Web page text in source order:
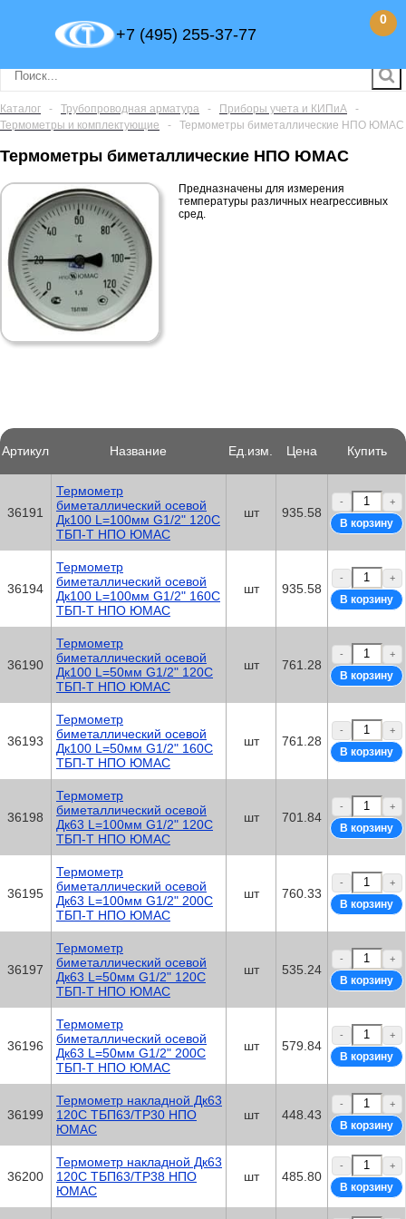
+7 (495) 255-37-77
0
Каталог - Трубопроводная арматура - Приборы учета и КИПиА
-
Термометры и комплектующие
- Термометры биметаллические НПО ЮМАС
Термометры биметаллические НПО ЮМАС
Предназначены для измерения
температуры различных неагрессивных
сред.
Артикул Название Ед.изм. Цена Купить
36191
Термометр
биметаллический осевой
Дк100 L=100мм G1/2" 120C
ТБП-Т НПО ЮМАС
шт 935.58
- +
36194
Термометр
биметаллический осевой
Дк100 L=100мм G1/2" 160C
ТБП-Т НПО ЮМАС
шт 935.58
- +
36190
Термометр
биметаллический осевой
Дк100 L=50мм G1/2" 120C
ТБП-Т НПО ЮМАС
шт 761.28
- +
36193
Термометр
биметаллический осевой
Дк100 L=50мм G1/2" 160C
ТБП-Т НПО ЮМАС
шт 761.28
- +
36198
Термометр
биметаллический осевой
Дк63 L=100мм G1/2" 120C
ТБП-Т НПО ЮМАС
шт 701.84
- +
36195
Термометр
биметаллический осевой
Дк63 L=100мм G1/2" 200C
ТБП-Т НПО ЮМАС
шт 760.33
- +
36197
Термометр
биметаллический осевой
Дк63 L=50мм G1/2" 120C
ТБП-Т НПО ЮМАС
шт 535.24
- +
36196
Термометр
биметаллический осевой
Дк63 L=50мм G1/2" 200C
ТБП-Т НПО ЮМАС
шт 579.84
- +
36199
Термометр накладной Дк63
120C ТБП63/ТР30 НПО
ЮМАС
шт 448.43
- +
36200
Термометр накладной Дк63
120C ТБП63/ТР38 НПО
ЮМАС
шт 485.80
- +